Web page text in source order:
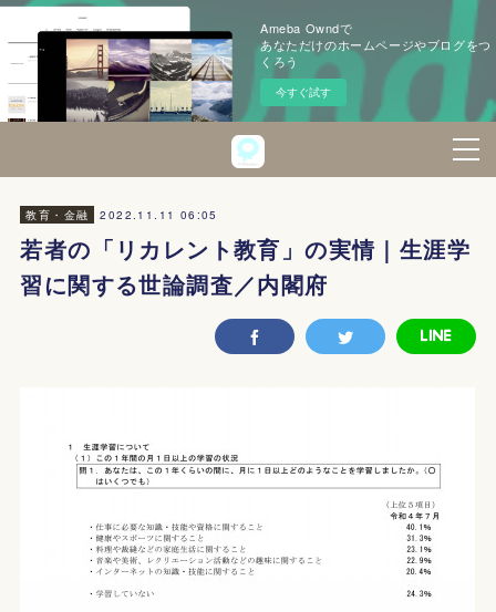
Ameba Owndで
あなただけのホームページやブログをつ
くろう
今すぐ試す
教育・金融 2022.11.11 06:05
若者の「リカレント教育」の実情｜生涯学
習に関する世論調査／内閣府